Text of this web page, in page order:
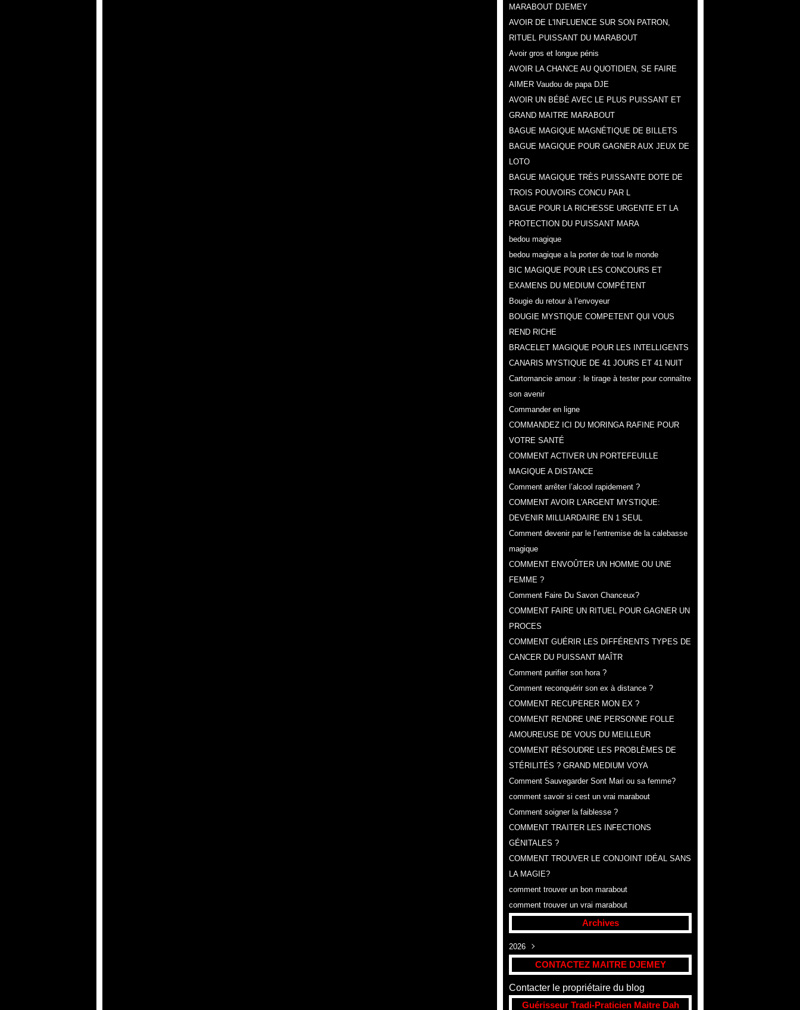
MARABOUT DJEMEY
AVOIR DE L'INFLUENCE SUR SON PATRON,
RITUEL PUISSANT DU MARABOUT
Avoir gros et longue pénis
AVOIR LA CHANCE AU QUOTIDIEN, SE FAIRE
AIMER Vaudou de papa DJE
AVOIR UN BÉBÉ AVEC LE PLUS PUISSANT ET
GRAND MAITRE MARABOUT
BAGUE MAGIQUE MAGNÉTIQUE DE BILLETS
BAGUE MAGIQUE POUR GAGNER AUX JEUX DE
LOTO
BAGUE MAGIQUE TRÈS PUISSANTE DOTE DE
TROIS POUVOIRS CONCU PAR L
BAGUE POUR LA RICHESSE URGENTE ET LA
PROTECTION DU PUISSANT MARA
bedou magique
bedou magique a la porter de tout le monde
BIC MAGIQUE POUR LES CONCOURS ET
EXAMENS DU MEDIUM COMPÉTENT
Bougie du retour à l’envoyeur
BOUGIE MYSTIQUE COMPETENT QUI VOUS
REND RICHE
BRACELET MAGIQUE POUR LES INTELLIGENTS
CANARIS MYSTIQUE DE 41 JOURS ET 41 NUIT
Cartomancie amour : le tirage à tester pour connaître
son avenir
Commander en ligne
COMMANDEZ ICI DU MORINGA RAFINE POUR
VOTRE SANTÉ
COMMENT ACTIVER UN PORTEFEUILLE
MAGIQUE A DISTANCE
Comment arrêter l’alcool rapidement ?
COMMENT AVOIR L'ARGENT MYSTIQUE:
DEVENIR MILLIARDAIRE EN 1 SEUL
Comment devenir par le l’entremise de la calebasse
magique
COMMENT ENVOÛTER UN HOMME OU UNE
FEMME ?
Comment Faire Du Savon Chanceux?
COMMENT FAIRE UN RITUEL POUR GAGNER UN
PROCES
​COMMENT GUÉRIR LES DIFFÉRENTS TYPES DE
CANCER DU PUISSANT MAÎTR
Comment purifier son hora ?
Comment reconquérir son ex à distance ?
COMMENT RECUPERER MON EX ?
COMMENT RENDRE UNE PERSONNE FOLLE
AMOUREUSE DE VOUS DU MEILLEUR
COMMENT RÉSOUDRE LES PROBLÈMES DE
STÉRILITÉS ? GRAND MEDIUM VOYA
Comment Sauvegarder Sont Mari ou sa femme?
comment savoir si cest un vrai marabout
Comment soigner la faiblesse ?
COMMENT TRAITER LES INFECTIONS
GÉNITALES ?
COMMENT TROUVER LE CONJOINT IDÉAL SANS
LA MAGIE?
comment trouver un bon marabout
comment trouver un vrai marabout
Archives
2026
Août(307)
CONTACTEZ MAITRE DJEMEY
Contacter le propriétaire du blog
Guérisseur Tradi-Praticien Maitre Dah